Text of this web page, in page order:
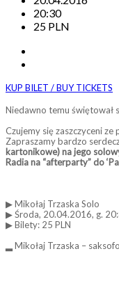
20:30
25 PLN
KUP BILET / BUY TICKETS
Niedawno temu świętował
Czujemy się zaszczyceni
Zapraszamy bardzo
kartonikowe) na jego
Radia na “afterparty” do
▶ Mikołaj Trzaska Solo
▶ Środa, 20.04.2016, g.
▶ Bilety: 25 PLN
▂ Mikołaj Trzaska –